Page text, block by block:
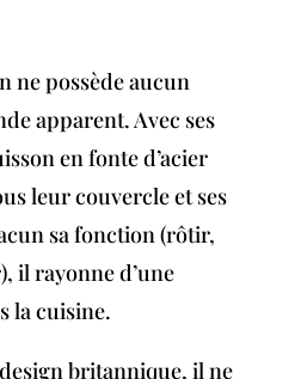
ne possède aucun
apparent. Avec ses
en fonte d’acier
leur couvercle et ses
sa fonction (rôtir,
il rayonne d’une
la cuisine.
britannique, il ne